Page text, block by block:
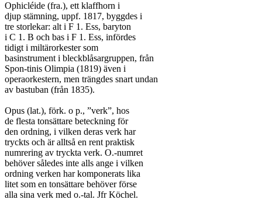
Ophicléide (fra.), ett klaffhorn i
djup stämning, uppf. 1817, byggdes i
tre storlekar: alt i F 1. Ess, baryton
i C 1. B och bas i F 1. Ess, infördes
tidigt i miltärorkester som
basinstrument i bleckblåsargruppen, från
Spon-tinis Olimpia (1819) även i
operaorkestern, men trängdes snart undan
av bastuban (från 1835).
Opus (lat.), förk. o p., ”verk”, hos
de flesta tonsättare beteckning för
den ordning, i vilken deras verk har
tryckts och är alltså en rent praktisk
numrering av tryckta verk. O.-numret
behöver således inte alls ange i vilken
ordning verken har komponerats lika
litet som en tonsättare behöver förse
alla sina verk med o.-tal. Jfr Köchel.